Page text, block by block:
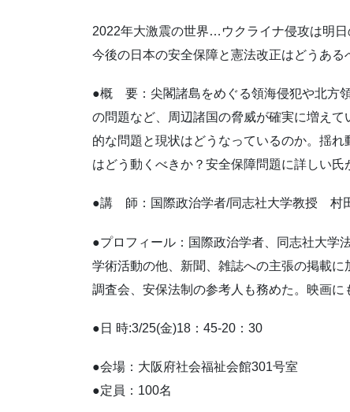
2022年大激震の世界…ウクライナ侵攻は明日
今後の日本の安全保障と憲法改正はどうある
●概 要：尖閣諸島をめぐる領海侵犯や北方
の問題など、周辺諸国の脅威が確実に増え
的な問題と現状はどうなっているのか。揺
はどう動くべきか？安全保障問題に詳しい氏
●講 師：国際政治学者/同志社大学教授 村
●プロフィール：国際政治学者、同志社大学
学術活動の他、新聞、雑誌への主張の掲載
調査会、安保法制の参考人も務めた。映画に
●日 時:3/25(金)18：45-20：30
●会場：大阪府社会福祉会館301号室
●定員：100名